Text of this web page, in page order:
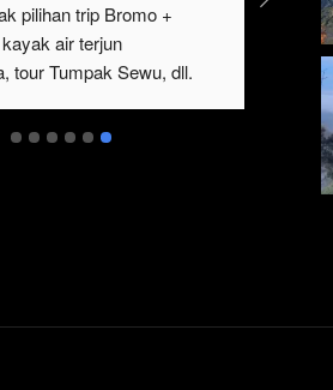
Bromo, banyak pilihan trip Bromo +
destinasi lain kayak air terjun
Madakaripura, tour Tumpak Sewu, dll.